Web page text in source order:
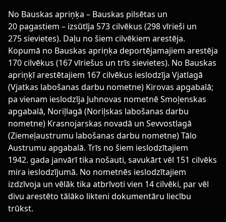
No Bauskas apriņķa – Bauskas pilsētas un
20 pagastiem – izsūtīja 573 cilvēkus (298 vīrieši un
275 sievietes). Daļu no šiem cilvēkiem arestēja.
Kopumā no Bauskas apriņķa deportējamajiem arestēja
170 cilvēkus (167 vīriešus un trīs sievietes). No Bauskas
apriņķī arestētajiem 167 cilvēkus ieslodzīja Vjatlagā
(Vjatkas labošanas darbu nometne) Kirovas apgabalā;
pa vienam ieslodzīja Juhnovas nometnē Smoļenskas
apgabalā, Noriļlagā (Noriļskas labošanas darbu
nometne) Krasnojarskas novadā un Sevvostlagā
(Ziemeļaustrumu labošanas darbu nometne) Tālo
Austrumu apgabalā. Trīs no šiem ieslodzītajiem
1942. gada janvārī tika nošauti, savukārt vēl 151 cilvēks
mira ieslodzījumā. No nometnēs ieslodzītajiem
izdzīvoja un vēlāk tika atbrīvoti vien 14 cilvēki, par vēl
divu arestēto tālāko likteni dokumentāru liecību
trūkst.